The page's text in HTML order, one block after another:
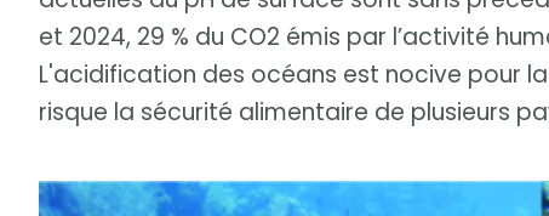
et 2024, 29 % du CO2 émis par l’activité
L'acidification des océans est nocive pour
risque la sécurité alimentaire de plusieurs